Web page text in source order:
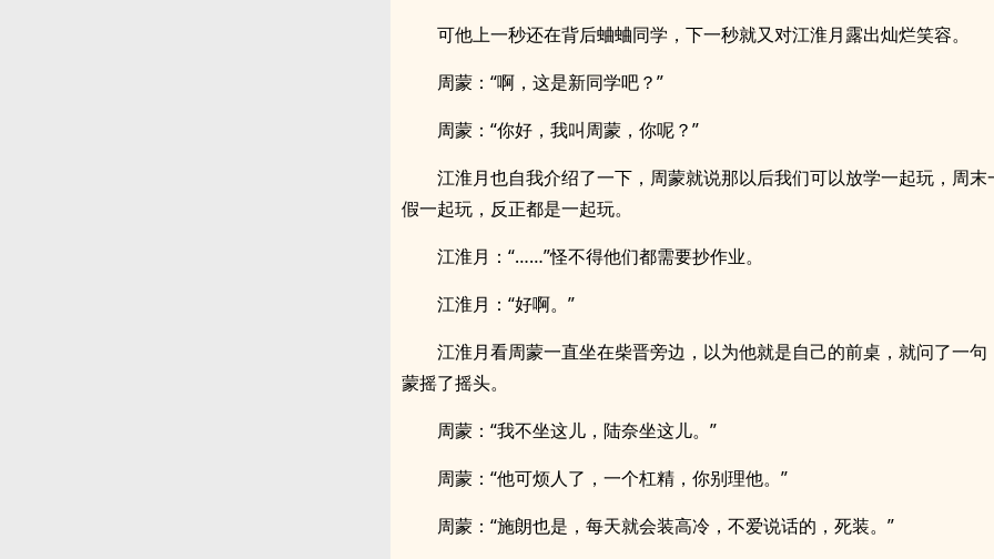
可他上一秒还在背后蛐蛐同学，下一秒就又对江淮月露出灿烂笑容。
周蒙：“啊，这是新同学吧？”
周蒙：“你好，我叫周蒙，你呢？”
江淮月也自我介绍了一下，周蒙就说那以后我们可以放学一起玩，周末
假一起玩，反正都是一起玩。
江淮月：“……”怪不得他们都需要抄作业。
江淮月：“好啊。”
江淮月看周蒙一直坐在柴晋旁边，以为他就是自己的前桌，就问了一句
蒙摇了摇头。
周蒙：“我不坐这儿，陆奈坐这儿。”
周蒙：“他可烦人了，一个杠精，你别理他。”
周蒙：“施朗也是，每天就会装高冷，不爱说话的，死装。”